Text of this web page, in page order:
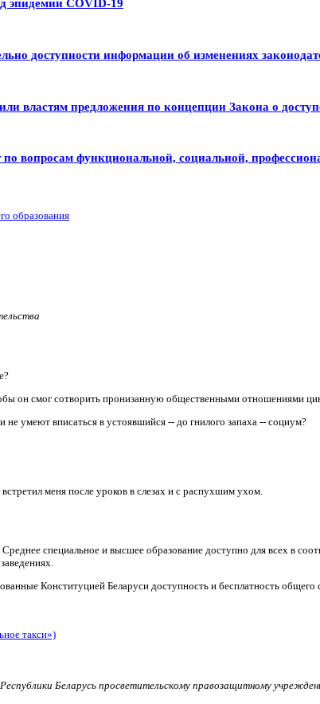
эпидемии COVID-19
доступности информации об изменениях
властям предложения по концепции Закона о
вопросам функциональной, социальной,
образования
он смог сотворить пронизанную общественными отношениями
умеют вписаться в устоявшийся -- до гнилого запаха -- социум?
меня после уроков в слезах и с распухшим ухом.
специальное и высшее образование доступно для всех в
Конституцией Беларуси доступность и бесплатность общего
такси»)
Беларусь просветительскому правозащитному